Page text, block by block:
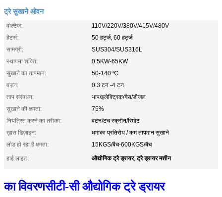
ट्रे सुखाने ओवन
वोल्टेज:
110V/220V/380V/415V/480V
हेटर्स:
50 हर्ट्ज, 60 हर्ट्ज
सामग्री:
SUS304/SUS316L
स्थापना शक्ति:
0.5KW-65KW
सुखाने का तापमान:
50-140 ℃
वज़न:
0.3 टन -4 टन
ताप संसाधन:
भाप/इलेक्ट्रिक/गैस/डीजल
सुखाने की क्षमता:
75%
नियंत्रित करने का तरीका:
बटन/टच स्क्रीन/रिमोट
ख़ास डिज़ाइन:
धमाका प्रतिरोध / कम तापमान सुखाने
लोड हो रहा है क्षमता:
15KGS/बैच-600KGS/बैच
हाई लाइट:
औद्योगिक ट्रे ड्रायर,ट्रे ड्रायर मशीन
का विवरणसीटी-सी औद्योगिक ट्रे ड्रायर